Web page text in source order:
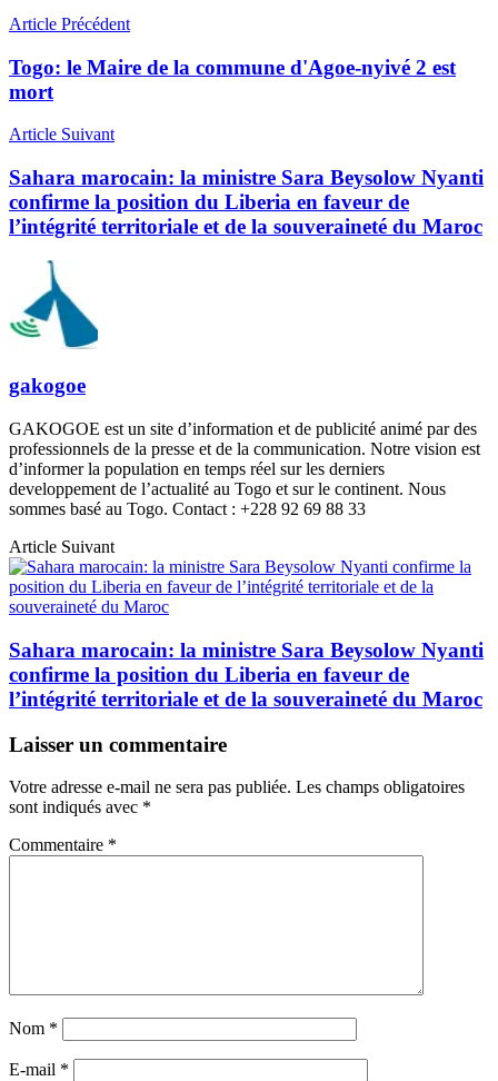
Article Précédent
Togo: le Maire de la commune d'Agoe-nyivé 2 est
mort
Article Suivant
Sahara marocain: la ministre Sara Beysolow Nyanti
confirme la position du Liberia en faveur de
l’intégrité territoriale et de la souveraineté du Maroc
gakogoe
GAKOGOE est un site d’information et de publicité animé par des
professionnels de la presse et de la communication. Notre vision est
d’informer la population en temps réel sur les derniers
developpement de l’actualité au Togo et sur le continent. Nous
sommes basé au Togo. Contact : +228 92 69 88 33
Article Suivant
Sahara marocain: la ministre Sara Beysolow Nyanti
confirme la position du Liberia en faveur de
l’intégrité territoriale et de la souveraineté du Maroc
Laisser un commentaire
Votre adresse e-mail ne sera pas publiée. Les champs obligatoires
sont indiqués avec *
Commentaire *
Nom *
E-mail *